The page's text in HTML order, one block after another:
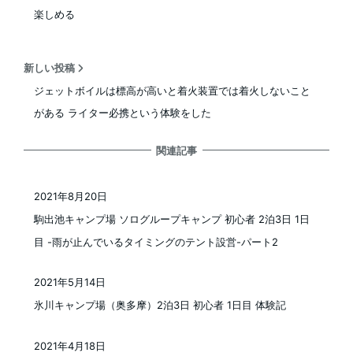
楽しめる
新しい投稿
ジェットボイルは標高が高いと着火装置では着火しないこと
がある ライター必携という体験をした
関連記事
駒出池キャンプ場 ソログループキャンプ 初心者 2泊3日 1日
目 -雨が止んでいるタイミングのテント設営-パート2
投稿日
2021年8月20日
氷川キャンプ場（奥多摩）2泊3日 初心者 1日目 体験記
2021年5月14日
2021年4月18日